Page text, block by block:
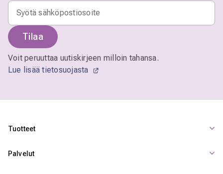
Tilaa
Voit peruuttaa uutiskirjeen milloin tahansa.
Lue lisää tietosuojasta
Tuotteet
Palvelut